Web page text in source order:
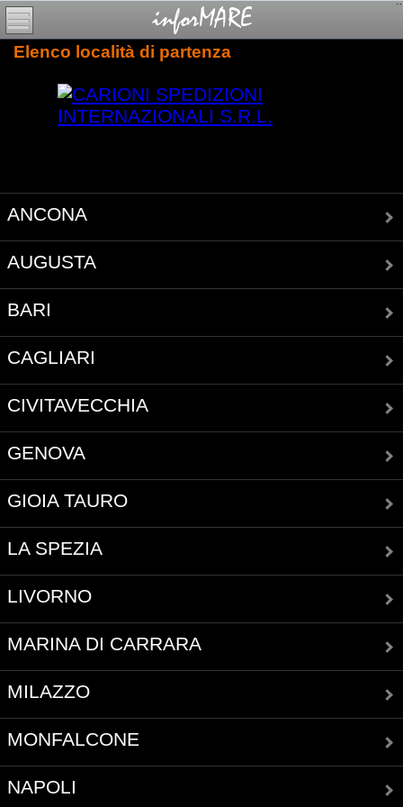
Elenco località di partenza
ANCONA
AUGUSTA
BARI
CAGLIARI
CIVITAVECCHIA
GENOVA
GIOIA TAURO
LA SPEZIA
LIVORNO
MARINA DI CARRARA
MILAZZO
MONFALCONE
NAPOLI